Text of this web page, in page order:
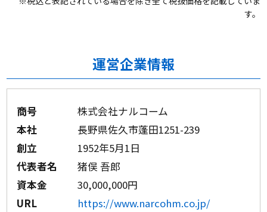
す。
運営企業情報
商号
株式会社ナルコーム
本社
長野県佐久市蓬田1251-239
創立
1952年5月1日
代表者名
猪俣 吾郎
資本金
30,000,000円
URL
https://www.narcohm.co.jp/